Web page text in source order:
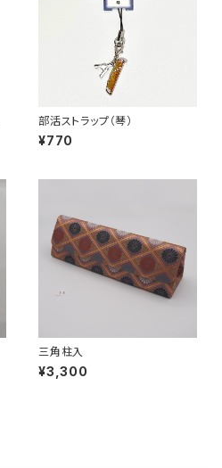
部活ストラップ（琴）
¥770
三角柱入
¥3,300